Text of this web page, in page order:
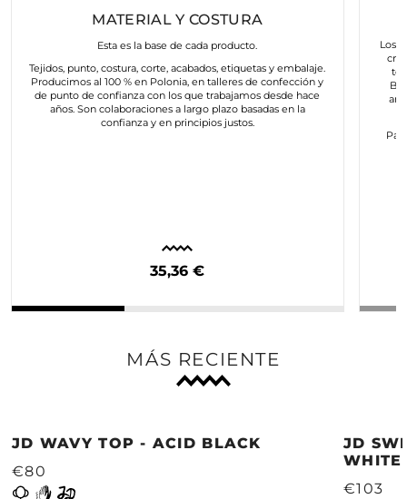
MATERIAL Y COSTURA
Esta es la base de cada producto.
Tejidos, punto, costura, corte, acabados, etiquetas y embalaje.
Producimos al 100 % en Polonia, en talleres de confección y
de punto de confianza con los que trabajamos desde hace
años. Son colaboraciones a largo plazo basadas en la
confianza y en principios justos.
35,36 €
Los
MÁS RECIENTE
JD WAVY TOP - ACID BLACK
€80
JD
WHITE
€103